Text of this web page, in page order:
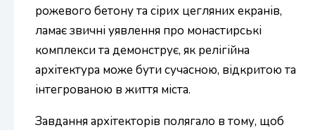
рожевого бетону та сірих цегляних екранів,
ламає звичні уявлення про монастирські
комплекси та демонструє, як релігійна
архітектура може бути сучасною, відкритою та
інтегрованою в життя міста.
Завдання архітекторів полягало в тому, щоб